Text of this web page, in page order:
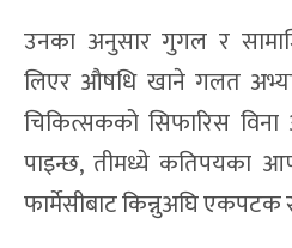
उनका अनुसार गुगल र
लिएर औषधि खाने गलत
चिकित्सकको सिफारिस
पाइन्छ, तीमध्ये कतिपयका
फार्मेसीबाट किन्नुअघि एकपटक